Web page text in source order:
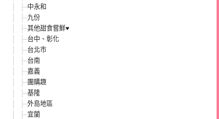
中永和
九份
其他甜食嘗鮮♥
台中、彰化
台北市
台南
嘉義
團購趣
基隆
外島地區
宜蘭